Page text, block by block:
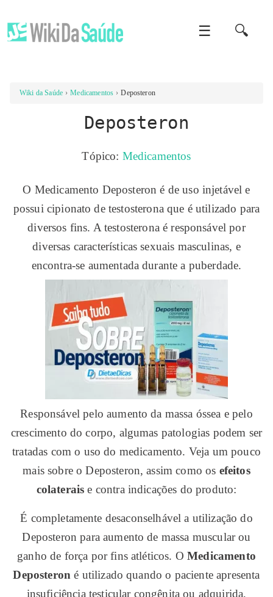
☰ 🔍
Wiki da Saúde Medicamentos Deposteron
Deposteron
Tópico: Medicamentos
O Medicamento Deposteron é de uso injetável e
possui cipionato de testosterona que é utilizado para
diversos fins. A testosterona é responsável por
diversas características sexuais masculinas, e
encontra-se aumentada durante a puberdade.
Responsável pelo aumento da massa óssea e pelo
crescimento do corpo, algumas patologias podem ser
tratadas com o uso do medicamento. Veja um pouco
mais sobre o Deposteron, assim como os efeitos
colaterais e contra indicações do produto:
É completamente desaconselhável a utilização do
Deposteron para aumento de massa muscular ou
ganho de força por fins atléticos. OMedicamento
Deposteron é utilizado quando o paciente apresenta
insuficiência testicular congênita ou adquirida,